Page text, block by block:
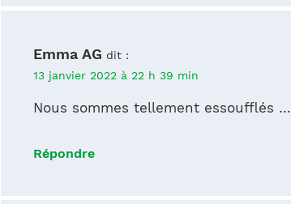
Emma AG dit :
13 janvier 2022 à 22 h 39 min
Nous sommes tellement essoufflés …
Répondre